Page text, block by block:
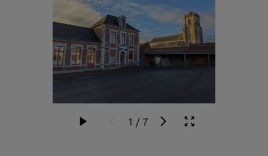
1 / 7